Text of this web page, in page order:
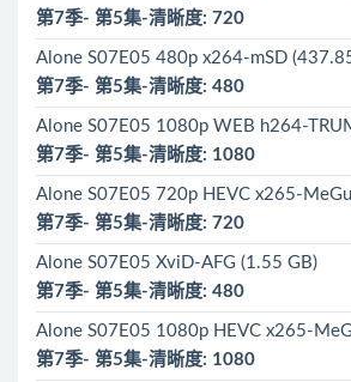
第7季- 第5集-清晰度: 720
Alone S07E05 480p x264-mSD
第7季- 第5集-清晰度: 480
Alone S07E05 1080p WEB h264-
第7季- 第5集-清晰度: 1080
Alone S07E05 720p HEVC x265-
第7季- 第5集-清晰度: 720
Alone S07E05 XviD-AFG (1.55 GB)
第7季- 第5集-清晰度: 480
Alone S07E05 1080p HEVC x265-
第7季- 第5集-清晰度: 1080